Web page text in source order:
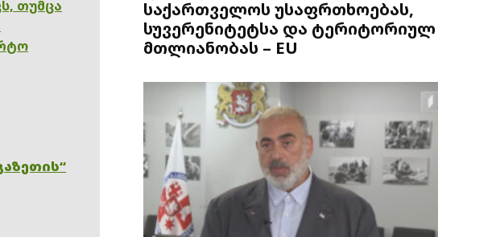
თუმცა
საქართველოს უსაფრთხოებას,
სუვერენიტეტსა და ტერიტორიულ
მთლიანობას – EU